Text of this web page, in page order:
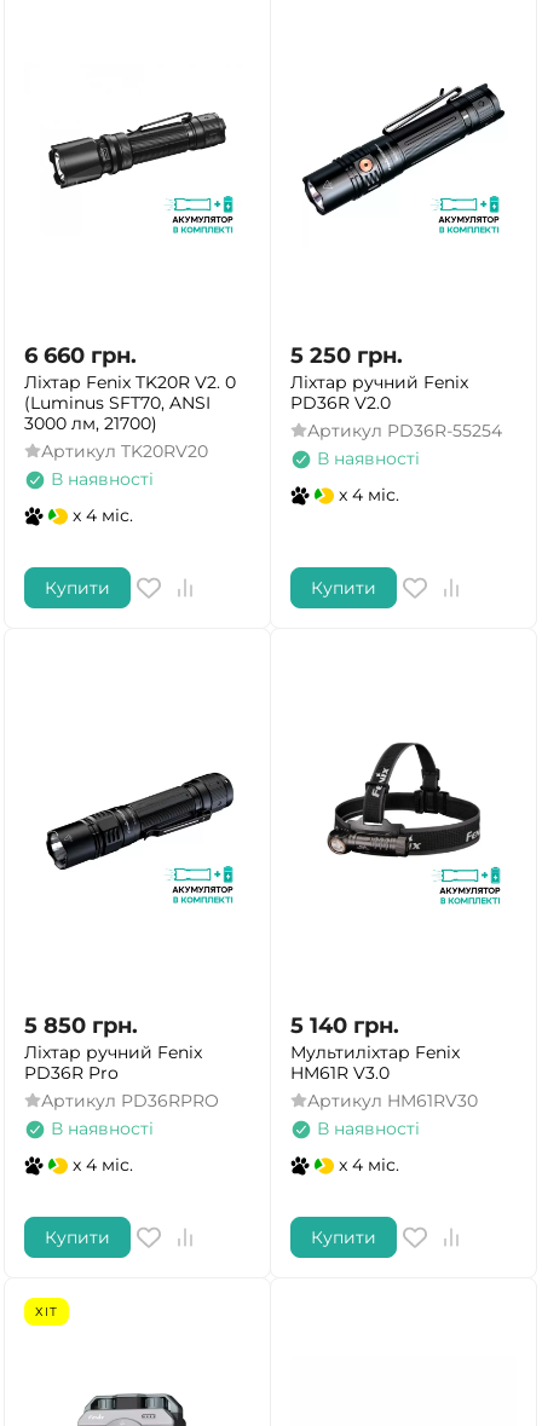
6 660 грн.
Ліхтар Fenix TK20R V2. 0
(Luminus SFT70, ANSI
3000 лм, 21700)
Артикул TK20RV20
В наявності
x 4 міс.
Купити
5 250 грн.
Ліхтар ручний Fenix
PD36R V2.0
Артикул PD36R-55254
В наявності
x 4 міс.
Купити
5 850 грн.
Ліхтар ручний Fenix
PD36R Pro
Артикул PD36RPRO
В наявності
x 4 міс.
Купити
5 140 грн.
Мультиліхтар Fenix
HM61R V3.0
Артикул HM61RV30
В наявності
x 4 міс.
Купити
ХІТ